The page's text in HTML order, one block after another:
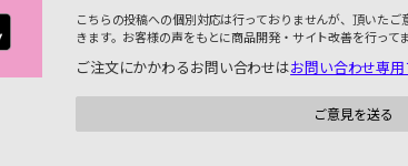
こちらの投稿への個別対応は行っておりませんが、頂いた
きます。お客様の声をもとに商品開発・サイト改善を行ってま
ご注文にかかわるお問い合わせはお問い合わせ専